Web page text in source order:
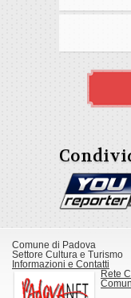
Comune di Padova
Settore Cultura e Turismo
Informazioni e Contatti
Rete